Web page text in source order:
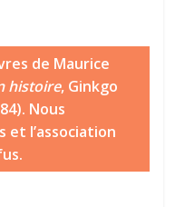
de Maurice
histoire, Ginkgo
Nous
et l’association